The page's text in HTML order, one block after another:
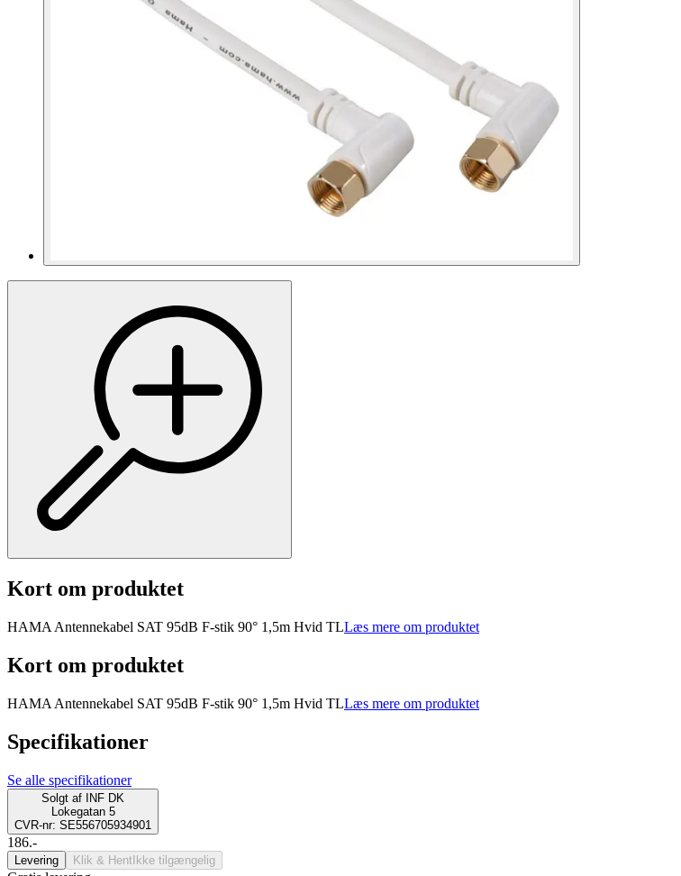
Kort om produktet
HAMA Antennekabel SAT 95dB F-stik 90° 1,5m Hvid TLLæs mere om produktet
Kort om produktet
HAMA Antennekabel SAT 95dB F-stik 90° 1,5m Hvid TLLæs mere om produktet
Specifikationer
Se alle specifikationer
Solgt af
INF DK
Lokegatan 5
CVR-nr: SE556705934901
186.-
Levering Klik & Hent Ikke tilgængelig